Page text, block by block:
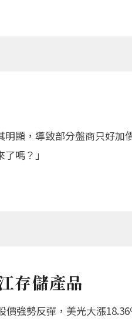
顯，導致部分盤商只好加
嗎？」
存儲產品
強勢反彈，美光大漲